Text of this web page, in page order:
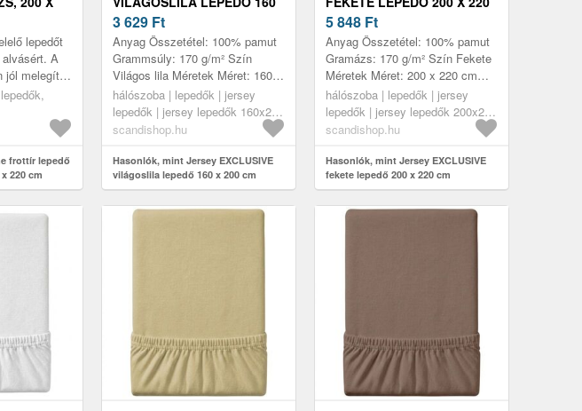
lepedőt
A
jól melegít,
hideg
frottír lepedő
220 cm
X 200 CM
3 629 Ft
Anyag Összetétel: 100% pamut
Grammsúly: 170 g/m² Szín
Világos lila Méretek Méret: 160 x
200 cm Jellemzők Puha és
tartós anyag hosszú
élettartammal ...
hálószoba | lepedők | jersey
lepedők | jersey lepedők 160x200
cm
scandishop.hu
Hasonlók, mint Jersey EXCLUSIVE
világoslila lepedő 160 x 200 cm
CM
5 848 Ft
Anyag Összetétel: 100% pamut
Gramázs: 170 g/m² Szín Fekete
Méretek Méret: 200 x 220 cm
Jellemzők Pihe-puha és erős
anyag hosszú élettartammal
Magas...
hálószoba | lepedők | jersey
lepedők | jersey lepedők 200x220
cm
scandishop.hu
Hasonlók, mint Jersey EXCLUSIVE
fekete lepedő 200 x 220 cm